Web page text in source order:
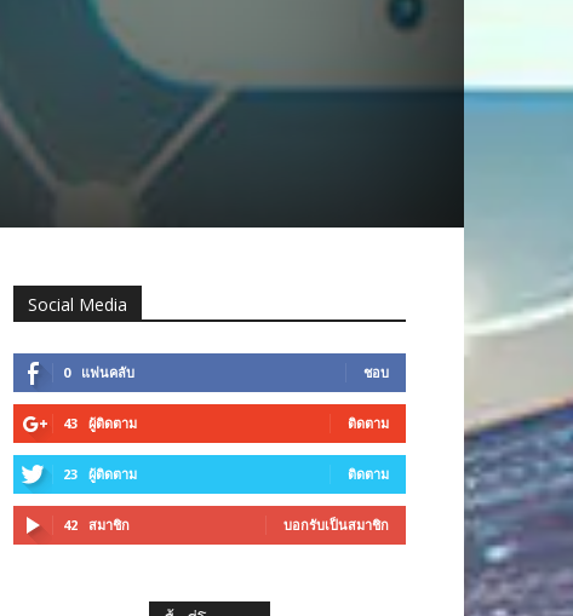
Social Media
0 แฟนคลับ ชอบ
43 ผู้ติดตาม ติดตาม
23 ผู้ติดตาม ติดตาม
42 สมาชิก บอกรับเป็นสมาชิก